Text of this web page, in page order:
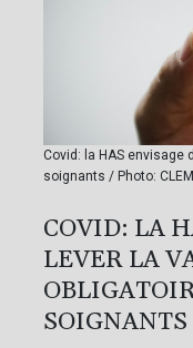
Covid: la HAS
soignants / Photo:
COVID: LA
LEVER LA
SOIGNANTS